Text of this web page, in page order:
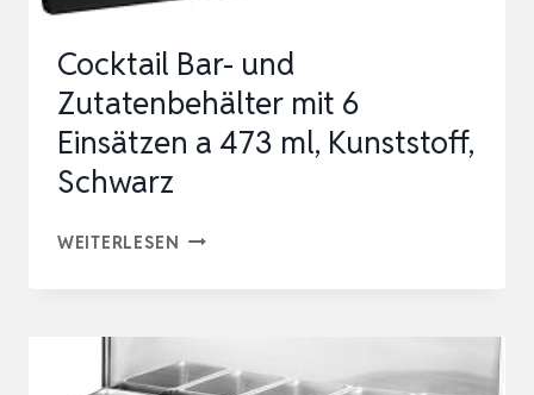
Cocktail Bar- und
Zutatenbehälter mit 6
Einsätzen a 473 ml, Kunststoff,
Schwarz
WEITERLESEN COCKTAIL
MIT